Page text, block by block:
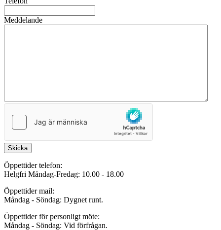
Meddelande
Skicka
Öppettider telefon:
Helgfri Måndag-Fredag: 10.00 - 18.00
Öppettider mail:
Måndag - Söndag: Dygnet runt.
Öppettider för personligt möte:
Måndag - Söndag: Vid förfrågan.